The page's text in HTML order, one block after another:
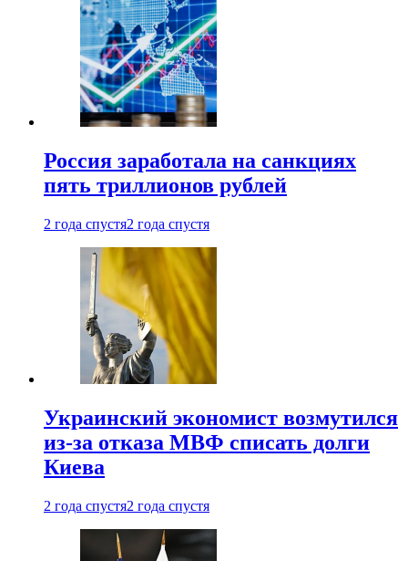
Россия заработала на санкциях
пять триллионов рублей
2 года спустя2 года спустя
Украинский экономист возмутился
из-за отказа МВФ списать долги
Киева
2 года спустя2 года спустя